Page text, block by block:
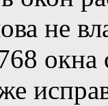
не
окна